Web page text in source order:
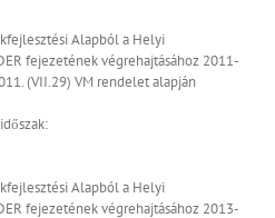
Alapból a Helyi
fejezetének végrehajtásához 2011-
(VII.29) VM rendelet alapján
Alapból a Helyi
fejezetének végrehajtásához 2013-